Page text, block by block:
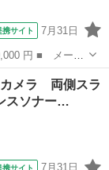
携サイト 7月31日
名： Ｇ 届出
クリアランス
メラ 両側スラ
スソナー…
携サイト 7月31日